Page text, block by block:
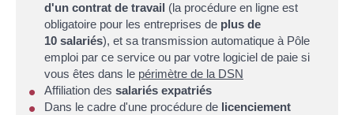
d'un contrat de travail (la procédure en ligne est
obligatoire pour les entreprises de plus de
10 salariés), et sa transmission automatique à Pôle
emploi par ce service ou par votre logiciel de paie si
vous êtes dans le périmètre de la DSN
Affiliation des salariés expatriés
Dans le cadre d'une procédure de licenciement